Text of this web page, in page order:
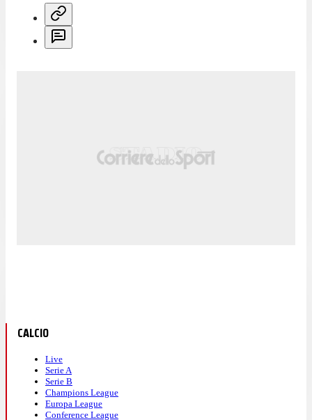
CALCIO
Live
Serie A
Serie B
Champions League
Europa League
Conference League